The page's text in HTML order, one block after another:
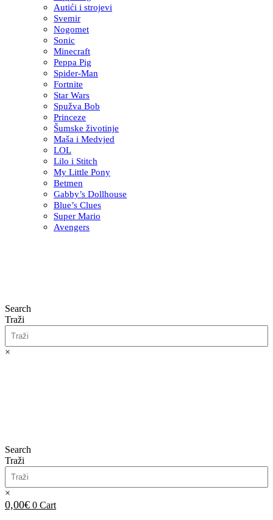
Autići i strojevi
Svemir
Nogomet
Sonic
Minecraft
Peppa Pig
Spider-Man
Fortnite
Star Wars
Spužva Bob
Princeze
Šumske životinje
Maša i Medvjed
LOL
Lilo i Stitch
My Little Pony
Betmen
Gabby’s Dollhouse
Blue’s Clues
Super Mario
Avengers
Search
Traži
×
Search
Traži
×
0,00€ 0 Cart